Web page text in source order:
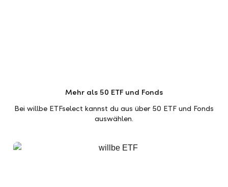
Mehr als 50 ETF und Fonds
Bei willbe ETFselect kannst du aus über 50 ETF und Fonds
auswählen.